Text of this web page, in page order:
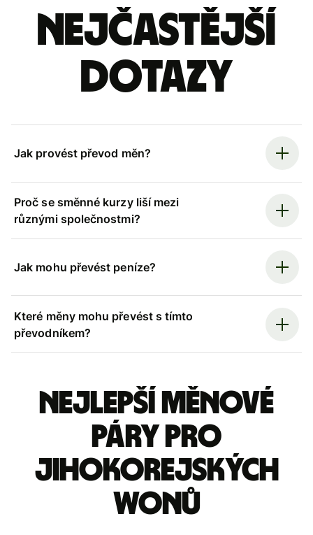
Nejčastější
dotazy
Jak provést převod měn?
Proč se směnné kurzy liší mezi
různými společnostmi?
Jak mohu převést peníze?
Které měny mohu převést s tímto
převodníkem?
Nejlepší měnové
páry pro
jihokorejských
wonů